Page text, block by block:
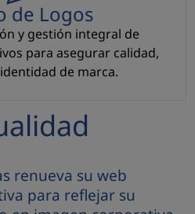
de Logos
y gestión integral de
para asegurar calidad,
de marca.
renueva su web
para reflejar su